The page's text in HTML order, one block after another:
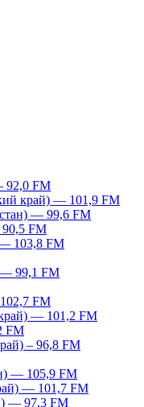
92,0 FM
край) — 101,9 FM
— 99,6 FM
FM
103,8 FM
— 99,1 FM
FM
— 101,2 FM
FM
– 96,8 FM
— 105,9 FM
— 101,7 FM
— 97,3 FM